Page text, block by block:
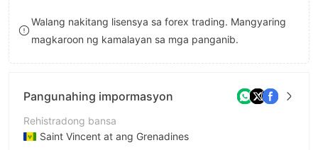
8
9
Walang nakitang lisensya sa forex trading. Mangyaring
magkaroon ng kamalayan sa mga panganib.
Pangunahing impormasyon
Rehistradong bansa
Saint Vincent at ang Grenadines